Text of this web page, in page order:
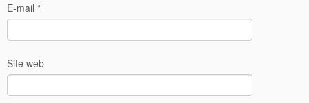
E-mail *
Site web